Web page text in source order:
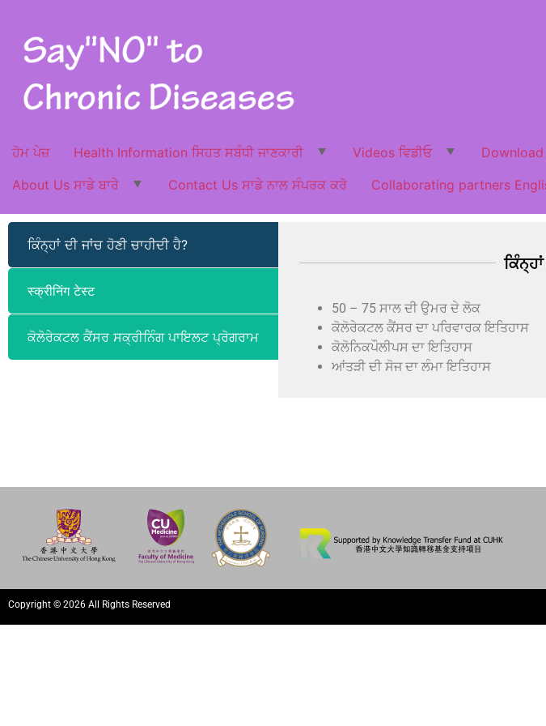
ਹੋਮ ਪੇਜ਼ Health Information ਸਿਹਤ ਸਬੰਧੀ ਜਾਣਕਾਰੀ Videos ਵਿਡੀਓ
About Us ਸਾਡੇ ਬਾਰੇ
Contact Us ਸਾਡੇ ਨਾਲ ਸੰਪਰਕ ਕਰੋ Collaborating partners
ਕਿੰਨ੍ਹਾਂ ਦੀ ਜਾਂਚ ਹੋਣੀ ਚਾਹੀਦੀ ਹੈ?
स्क्रीनिंग टेस्ट
ਕੋਲੋਰੇਕਟਲ ਕੈਂਸਰ ਸਕ੍ਰੀਨਿੰਗ ਪਾਇਲਟ ਪ੍ਰੋਗਰਾਮ
50 – 75 ਸਾਲ ਦੀ ਉਮਰ ਦੇ ਲੋਕ
ਕੋਲੋਰੇਕਟਲ ਕੈਂਸਰ ਦਾ ਪਰਿਵਾਰਕ ਇਤਿਹਾਸ
ਕੋਲੋਨਿਕਪੌਲੀਪਸ ਦਾ ਇਤਿਹਾਸ
ਆਂਤੜੀ ਦੀ ਸੋਜ ਦਾ ਲੰਮਾ ਇਤਿਹਾਸ
Copyright © 2026 All Rights Reserved